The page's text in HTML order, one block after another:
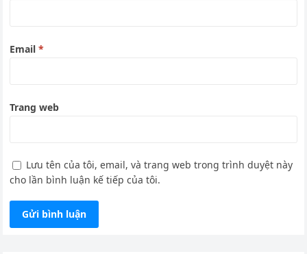
Email*
Trang web
Lưu tên của tôi, email, và trang web trong trình duyệt này
cho lần bình luận kế tiếp của tôi.